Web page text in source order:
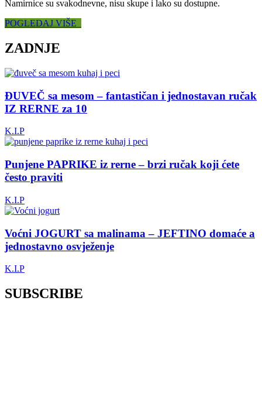
Namirnice su svakodnevne, nisu skupe i lako su dostupne.
POGLEDAJ VIŠE
ZADNJE
ĐUVEČ sa mesom – fantastičan i jednostavan ručak
IZ RERNE za 10
K.I.P
Punjene PAPRIKE iz rerne – brzi ručak koji ćete
često praviti
K.I.P
Voćni JOGURT sa malinama – JEFTINO domaće a
jednostavno osvježenje
K.I.P
SUBSCRIBE